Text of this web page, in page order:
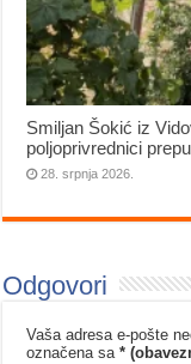
Smiljan Šokić iz
poljoprivrednici
28. srpnja 2026.
Odgovori
Vaša adresa e-pošte
označena sa*